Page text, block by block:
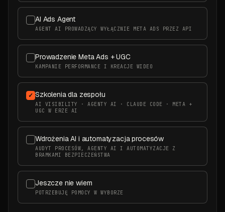
AI Ads Agent
AGENT AI PROWADZĄCY WYŁĄCZNIE META ADS PRZEZ API
Prowadzenie Meta Ads + UGC
KAMPANIE PERFORMANCE I KREACJE WIDEO
Szkolenia dla zespołu
AI VISIBILITY · AGENTY AI · CLAUDE CODE · META +
UGC W ERZE AI
Wdrożenia AI i automatyzacja procesów
AUDYT PROCESÓW, AGENTY AI I AUTOMATYZACJE Z
BRAMKAMI BEZPIECZEŃSTWA
Jeszcze nie wiem
POTRZEBUJĘ POMOCY W WYBORZE